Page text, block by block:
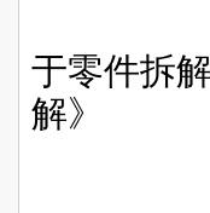
于零件拆
解》